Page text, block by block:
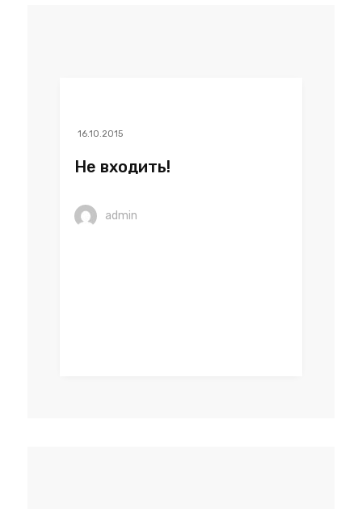
16.10.2015
Не входить!
admin